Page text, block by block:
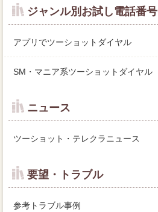
ジャンル別お試し電話番号
アプリでツーショットダイヤル
SM・マニア系ツーショットダイヤル
ニュース
ツーショット・テレクラニュース
要望・トラブル
参考トラブル事例